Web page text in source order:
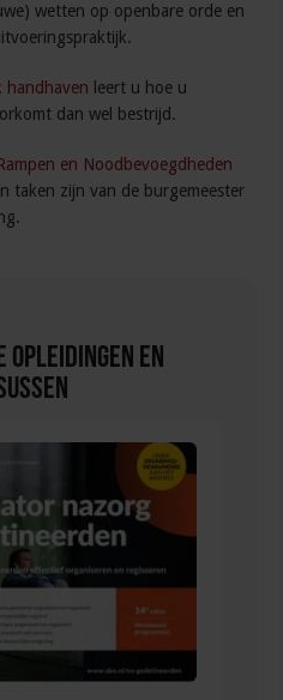
wetten op openbare orde en
handhaven leert u hoe u
dan wel bestrijd.
en Noodbevoegdheden
taken zijn van de burgemeester
en